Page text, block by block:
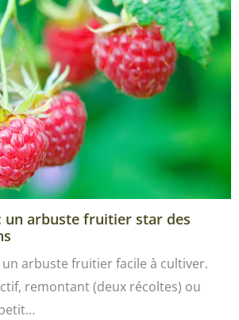
un arbuste fruitier star des
arbuste fruitier facile à cultiver.
remontant (deux récoltes) ou